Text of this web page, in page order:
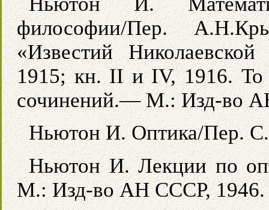
философии/Пер.
«Известий
1915; кн. II и IV, 1916.
сочинений.— М.: Изд-во
Ньютон И. Оптика/Пер.
Ньютон И. Лекции по
М.: Изд-во АН СССР, 1946.